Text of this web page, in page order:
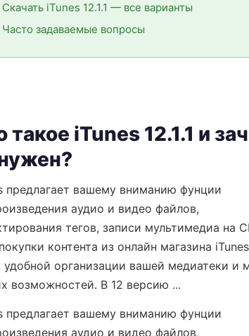
Скачать iTunes 12.1.1 — все варианты
Часто задаваемые вопросы
такое iTunes 12.1.1 и
предлагает вашему вниманию фунции
аудио и видео файлов,
тегов, записи мультимедиа на
контента из онлайн магазина iTunes
удобной организации вашей медиатеки и
возможностей. В 12 версию ...
предлагает вашему вниманию фунции
аудио и видео файлов,